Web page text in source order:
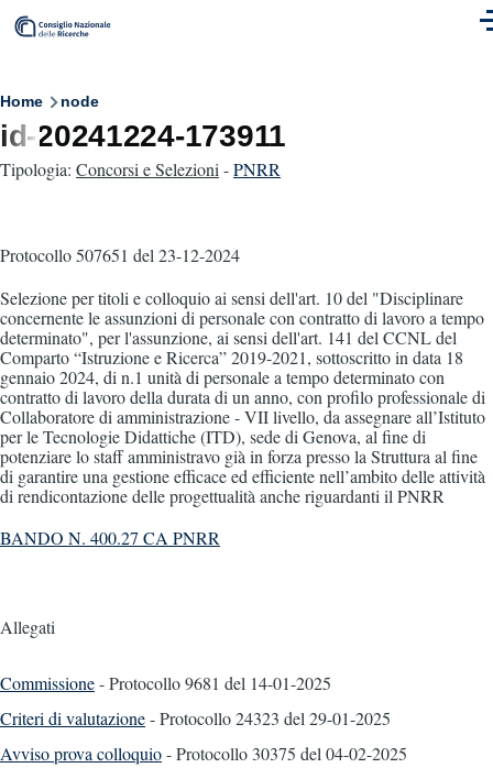
Skip to main content
Breadcrumb
Home node
id-20241224-173911
Tipologia: Concorsi e Selezioni -PNRR
Protocollo 507651 del 23-12-2024
Selezione per titoli e colloquio ai sensi dell'art. 10 del "Disciplinare
concernente le assunzioni di personale con contratto di lavoro a tempo
determinato", per l'assunzione, ai sensi dell'art. 141 del CCNL del
Comparto “Istruzione e Ricerca” 2019-2021, sottoscritto in data 18
gennaio 2024, di n.1 unità di personale a tempo determinato con
contratto di lavoro della durata di un anno, con profilo professionale di
Collaboratore di amministrazione - VII livello, da assegnare all’Istituto
per le Tecnologie Didattiche (ITD), sede di Genova, al fine di
potenziare lo staff amministravo già in forza presso la Struttura al fine
di garantire una gestione efficace ed efficiente nell’ambito delle attività
di rendicontazione delle progettualità anche riguardanti il PNRR
BANDO N. 400.27 CA PNRR
Allegati
Commissione- Protocollo 9681 del 14-01-2025
Criteri di valutazione- Protocollo 24323 del 29-01-2025
Avviso prova colloquio- Protocollo 30375 del 04-02-2025